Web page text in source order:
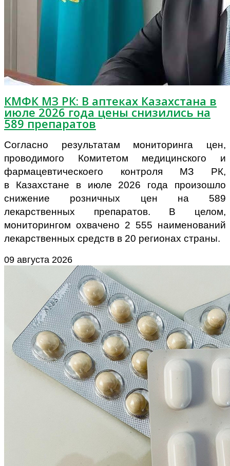
КМФК МЗ РК: В аптеках Казахстана в
июле 2026 года цены снизились на
589 препаратов
Согласно результатам мониторинга цен,
проводимого Комитетом медицинского и
фармацевтическоего контроля МЗ РК,
в Казахстане в июле 2026 года произошло
снижение розничных цен на 589
лекарственных препаратов. В целом,
мониторингом охвачено 2 555 наименований
лекарственных средств в 20 регионах страны.
09 августа 2026